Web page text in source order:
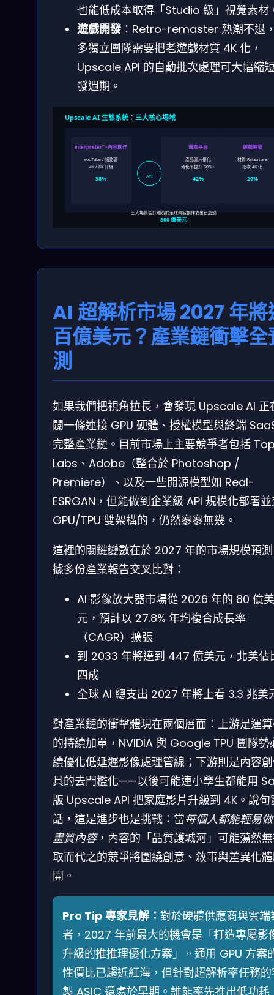
也能低成本取得「Studio 級」視覺素材
遊戲開發 ：Retro-remaster 熱潮不退
多獨立團隊需要把老遊戲材質 4K 化，
Upscale API 的自動批次處理可大幅縮
發週期。
Upscale AI 生態系統：三大核心場域
interpreter”>內容創作
YouTube / 短影音
4K / 8K 升級
38% API
電商平台
產品圖片優化
轉化率提升 30%+
42%
遊戲開發
材質 Retexture
批次 4K 化
20%
三大場景合計觸及的全球內容創作支出已超過
800 億美元
AI 超解析市場 2027 年將
百億美元？產業鏈衝擊全
測
如果我們把視角拉長，會發現 Upscale AI 正
闢一條連接 GPU 硬體、授權模型與終端
完整產業鏈。目前市場上主要競爭者包括
Labs、Adobe（整合於 Photoshop /
Premiere）、以及一些開源模型如 Real-
ESRGAN，但能做到企業級 API 規模化部署
GPU/TPU 雙架構的，仍然寥寥無幾。
這裡的關鍵變數在於 2027 年的市場規模預
據多份產業報告交叉比對：
AI 影像放大器市場從 2026 年的 80 億美
元，預計以 27.8% 年均複合成長率
（CAGR）擴張
到 2033 年將達到 447 億美元，北美佔
四成
全球 AI 總支出 2027 年將上看 3.3 兆美
對產業鏈的衝擊體現在兩個層面：上游是運
的持續加單，NVIDIA 與 Google TPU 團隊勢
續優化低延遲影像處理管線；下游則是內容
具的去門檻化——以後可能連小學生都能用
版 Upscale API 把家庭影片升級到 4K。說句
話，這是進步也是挑戰：當每個人都能輕易
畫質內容，內容的「品質護城河」可能蕩然
取而代之的競爭將圍繞創意、敘事與差異化
開。
Pro Tip 專家見解： 對於硬體供應商與雲端
者，2027 年前最大的機會是「打造專屬影
升級的推推理優化方案」。通用 GPU 方案
性價比已趨近紅海，但針對超解析率任務
製 ASIC 還處於早期。誰能率先推出低功耗